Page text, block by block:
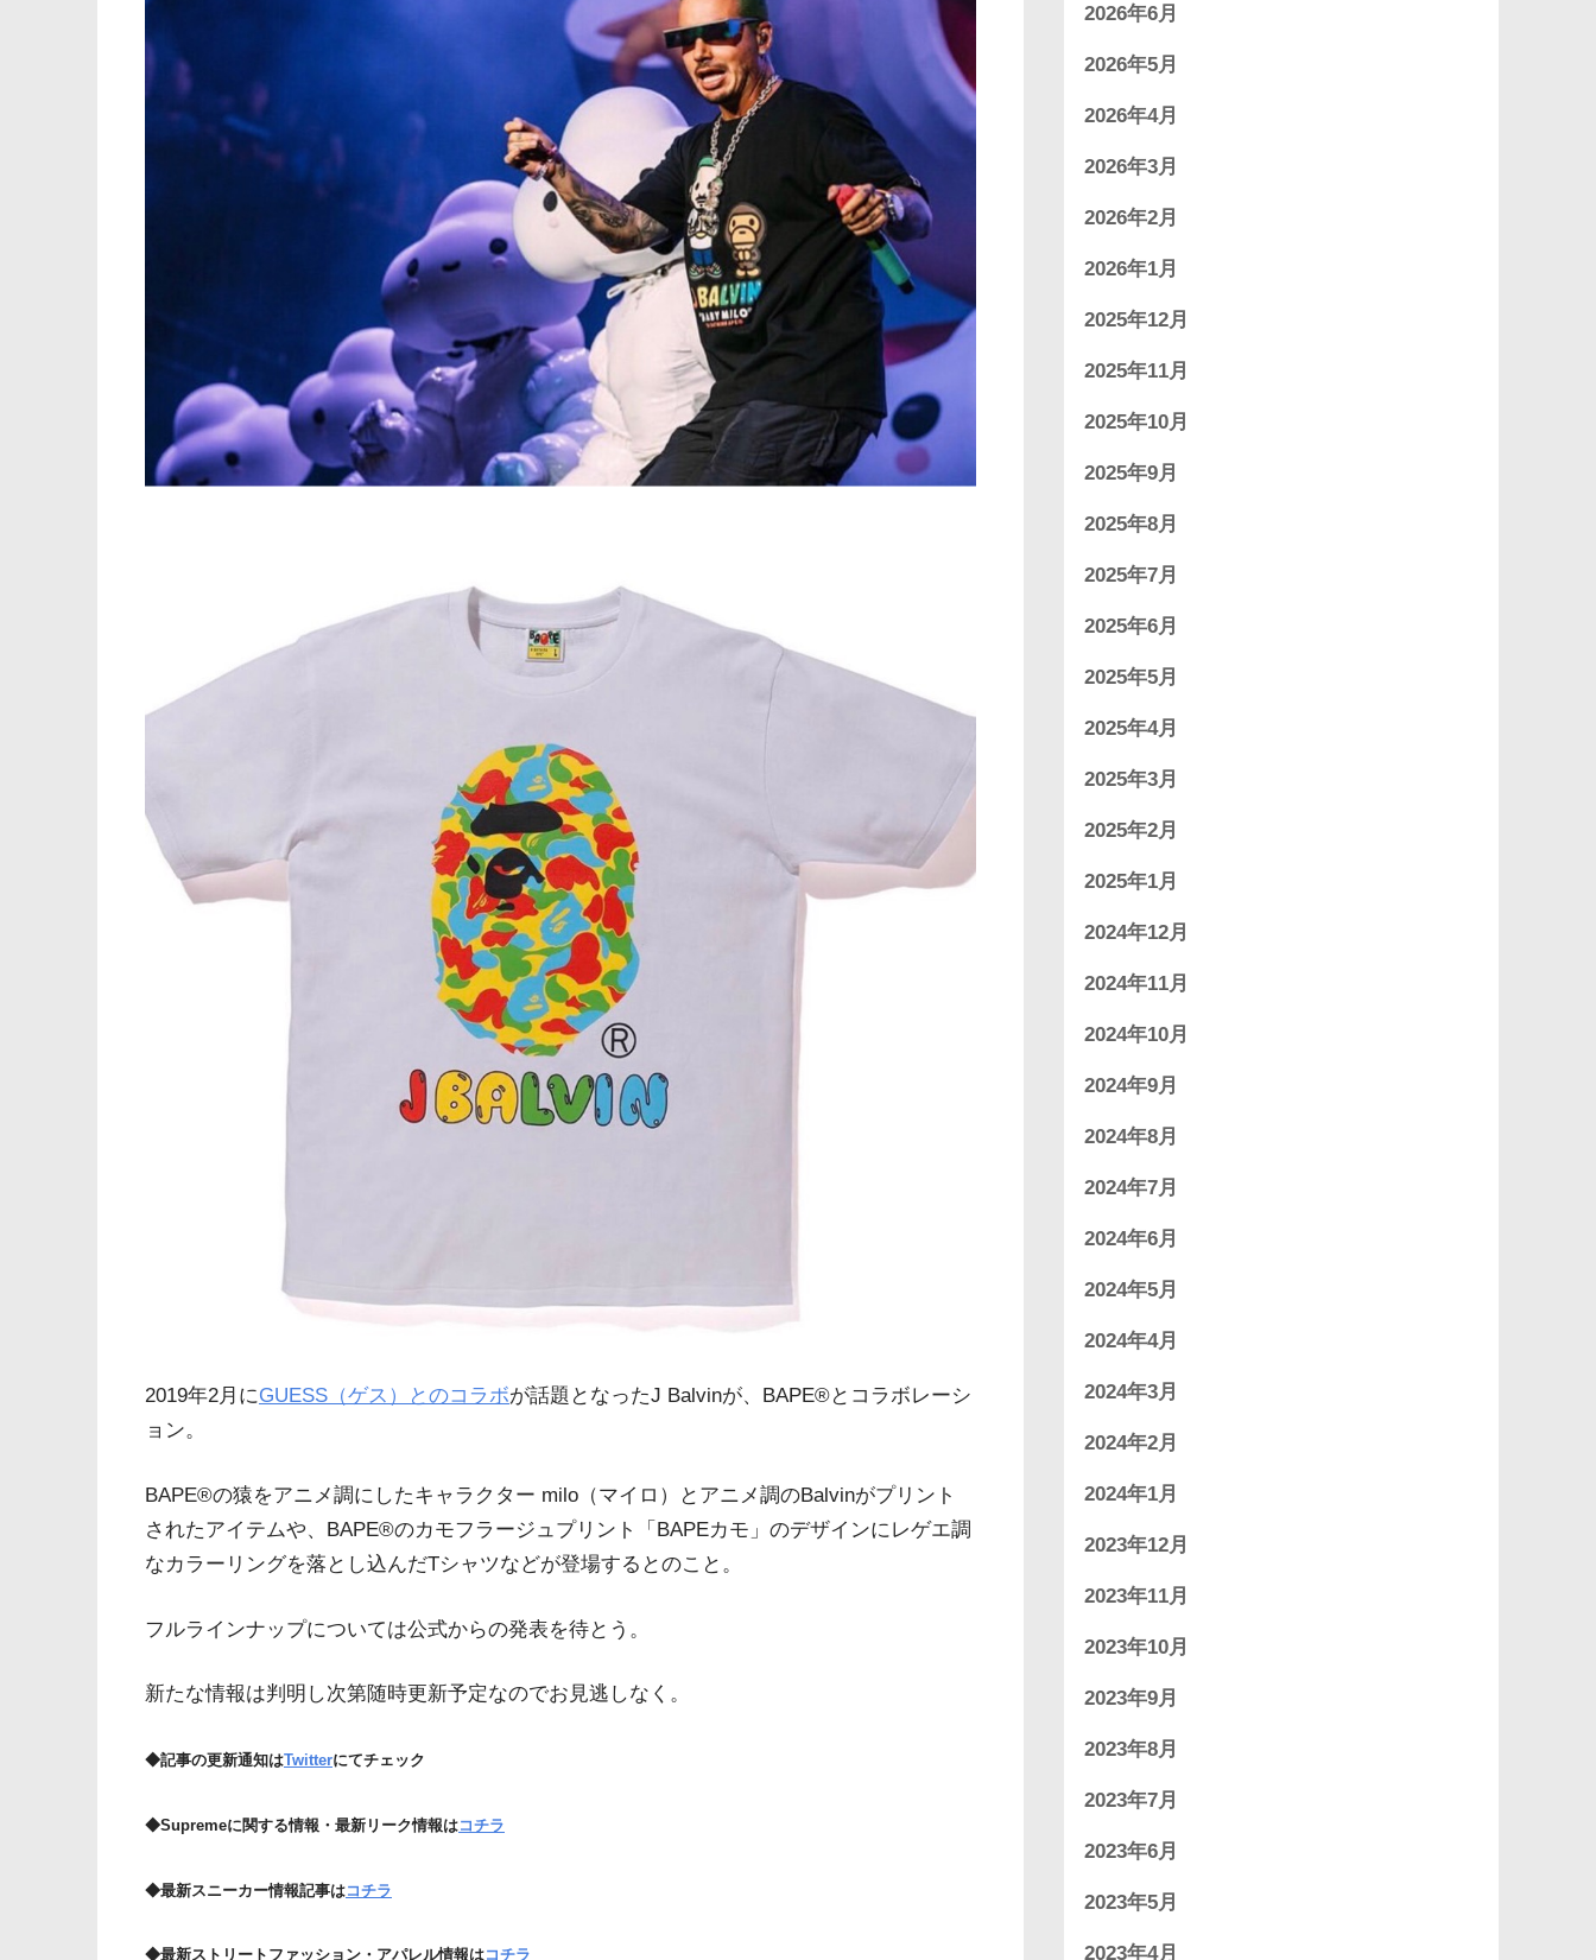
2019年2月にGUESS（ゲス）とのコラボが話題となったJ Balvinが、BAPE®︎とコラボレーシ
ョン。
BAPE®︎の猿をアニメ調にしたキャラクター milo（マイロ）とアニメ調のBalvinがプリント
されたアイテムや、BAPE®︎のカモフラージュプリント「BAPEカモ」のデザインにレゲエ調
なカラーリングを落とし込んだTシャツなどが登場するとのこと。
フルラインナップについては公式からの発表を待とう。
新たな情報は判明し次第随時更新予定なのでお見逃しなく。
◆記事の更新通知はTwitterにてチェック
◆Supremeに関する情報・最新リーク情報はコチラ
◆最新スニーカー情報記事はコチラ
◆最新ストリートファッション・アパレル情報はコチラ
2026年6月
2026年5月
2026年4月
2026年3月
2026年2月
2026年1月
2025年12月
2025年11月
2025年10月
2025年9月
2025年8月
2025年7月
2025年6月
2025年5月
2025年4月
2025年3月
2025年2月
2025年1月
2024年12月
2024年11月
2024年10月
2024年9月
2024年8月
2024年7月
2024年6月
2024年5月
2024年4月
2024年3月
2024年2月
2024年1月
2023年12月
2023年11月
2023年10月
2023年9月
2023年8月
2023年7月
2023年6月
2023年5月
2023年4月